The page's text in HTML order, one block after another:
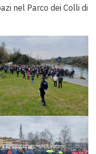
nel Parco dei Colli di